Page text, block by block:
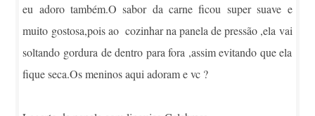
eu adoro também.O sabor da carne ficou super suave e
muito gostosa,pois ao cozinhar na panela de pressão ,ela vai
soltando gordura de dentro para fora ,assim evitando que ela
fique seca.Os meninos aqui adoram e vc ?